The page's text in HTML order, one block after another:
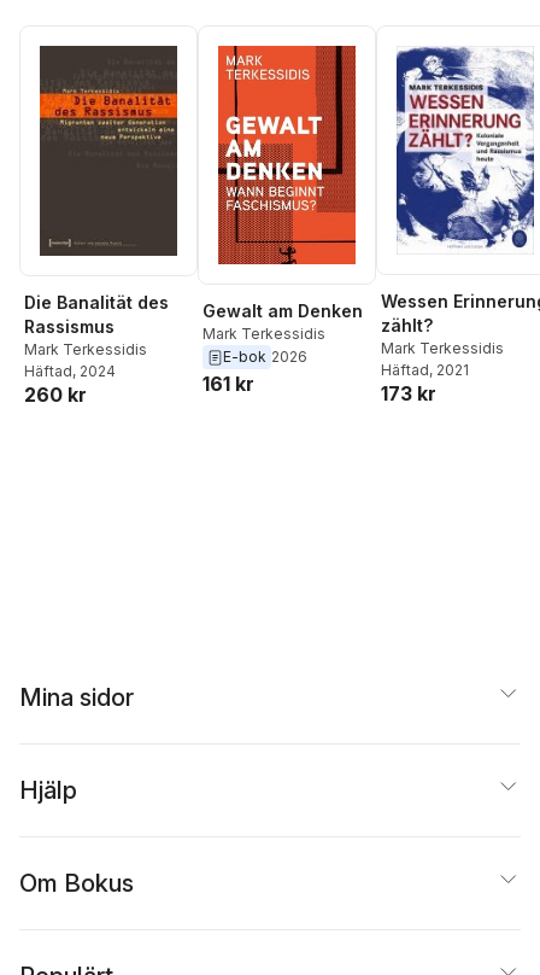
Die Banalität des
Rassismus
Mark Terkessidis
Häftad, 2024
260 kr
Gewalt am Denken
Mark Terkessidis
E-bok 2026
161 kr
Wessen
zählt?
Mark Terkessidis
Häftad, 2021
173 kr
Mina sidor
Hjälp
Om Bokus